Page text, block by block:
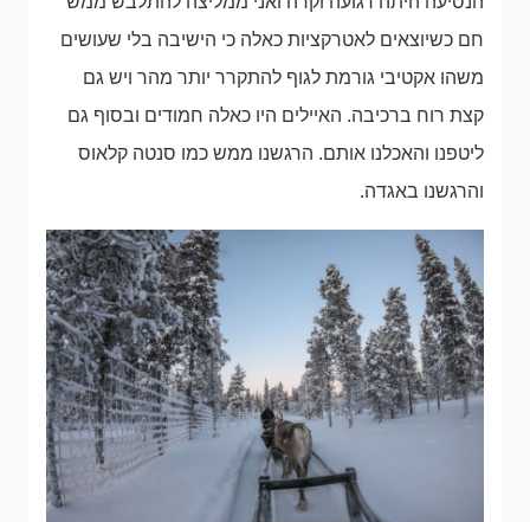
חם כשיוצאים לאטרקציות כאלה כי הישיבה בלי שעושים
משהו אקטיבי גורמת לגוף להתקרר יותר מהר ויש גם
קצת רוח ברכיבה. האיילים היו כאלה חמודים ובסוף גם
ליטפנו והאכלנו אותם. הרגשנו ממש כמו סנטה קלאוס
והרגשנו באגדה.